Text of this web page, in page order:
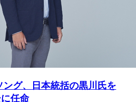
ング、日本統括の黒川氏を
任命